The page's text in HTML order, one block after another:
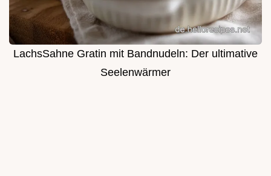
LachsSahne Gratin mit Bandnudeln: Der ultimative
Seelenwärmer